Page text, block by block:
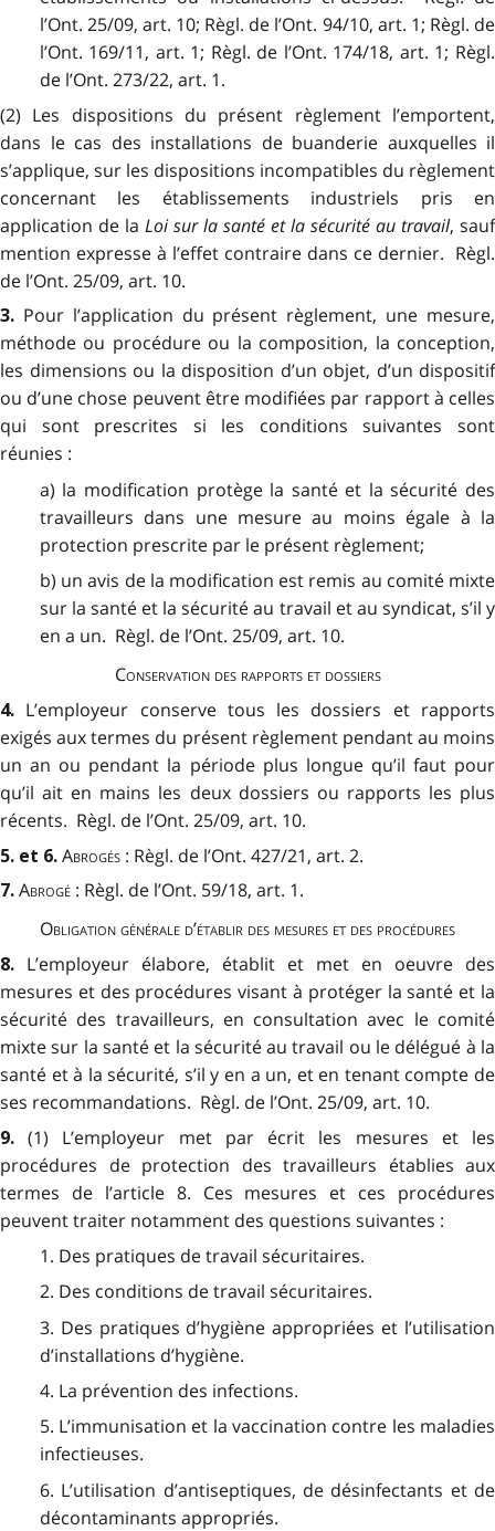
l’Ont. 25/09, art. 10; Règl. de l’Ont. 94/10, art. 1; Règl. de
l’Ont. 169/11, art. 1; Règl. de l’Ont. 174/18, art. 1; Règl.
de l’Ont. 273/22, art. 1.
(2) Les dispositions du présent règlement l’emportent,
dans le cas des installations de buanderie auxquelles il
s’applique, sur les dispositions incompatibles du règlement
concernant les établissements industriels pris en
application de la Loi sur la santé et la sécurité au travail, sauf
mention expresse à l’effet contraire dans ce dernier. Règl.
de l’Ont. 25/09, art. 10.
3. Pour l’application du présent règlement, une mesure,
méthode ou procédure ou la composition, la conception,
les dimensions ou la disposition d’un objet, d’un dispositif
ou d’une chose peuvent être modifiées par rapport à celles
qui sont prescrites si les conditions suivantes sont
réunies :
a) la modification protège la santé et la sécurité des
travailleurs dans une mesure au moins égale à la
protection prescrite par le présent règlement;
b) un avis de la modification est remis au comité mixte
sur la santé et la sécurité au travail et au syndicat, s’il y
en a un. Règl. de l’Ont. 25/09, art. 10.
Conservation des rapports et dossiers
4. L’employeur conserve tous les dossiers et rapports
exigés aux termes du présent règlement pendant au moins
un an ou pendant la période plus longue qu’il faut pour
qu’il ait en mains les deux dossiers ou rapports les plus
récents. Règl. de l’Ont. 25/09, art. 10.
5. et 6. Abrogés : Règl. de l’Ont. 427/21, art. 2.
7. Abrogé : Règl. de l’Ont. 59/18, art. 1.
Obligation générale d’établir des mesures et des procédures
8. L’employeur élabore, établit et met en oeuvre des
mesures et des procédures visant à protéger la santé et la
sécurité des travailleurs, en consultation avec le comité
mixte sur la santé et la sécurité au travail ou le délégué à la
santé et à la sécurité, s’il y en a un, et en tenant compte de
ses recommandations. Règl. de l’Ont. 25/09, art. 10.
9.(1) L’employeur met par écrit les mesures et les
procédures de protection des travailleurs établies aux
termes de l’article 8. Ces mesures et ces procédures
peuvent traiter notamment des questions suivantes :
1. Des pratiques de travail sécuritaires.
2. Des conditions de travail sécuritaires.
3. Des pratiques d’hygiène appropriées et l’utilisation
d’installations d’hygiène.
4. La prévention des infections.
5. L’immunisation et la vaccination contre les maladies
infectieuses.
6. L’utilisation d’antiseptiques, de désinfectants et de
décontaminants appropriés.